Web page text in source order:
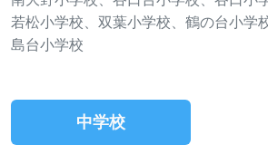
若松小学校、双葉小学校、鶴の台小学
島台小学校
中学校